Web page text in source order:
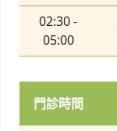
02:30 -
05:00
門診時間